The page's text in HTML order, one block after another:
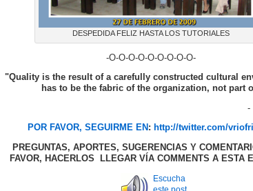
DESPEDIDA FELIZ HASTA LOS TUTORIALES
-O-O-O-O-O-O-O-O-O-
"Quality is the result of a carefully constructed cultural
has to be the fabric of the organization, not part
-
POR FAVOR, SEGUIRME EN : http://twitter.com/
PREGUNTAS, APORTES, SUGERENCIAS Y
FAVOR, HACERLOS LLEGAR VÍA COMMENTS A ESTA
Escucha